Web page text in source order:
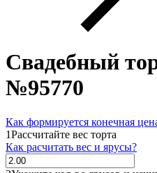
Свадебный
№95770
Как формируется конечная
1Рассчитайте вес торта
Как расчитать вес и ярусы?